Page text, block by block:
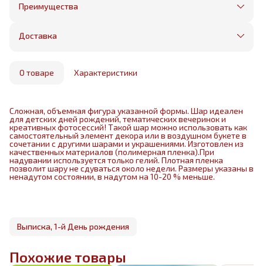
Преимущества
Оплата частями в Сплит
Бесплатная доставка в пределах КАД
маркетплейса
Доставка
О товаре Характеристики
Сложная, объемная фигура указанной формы. Шар идеален
для детских дней рождений, тематических вечеринок и
креативных фотосессий! Такой шар можно использовать как
самостоятельный элемент декора или в воздушном букете в
сочетании с другими шарами и украшениями. Изготовлен из
качественных материалов (полимерная пленка).При
надувании используется только гелий. Плотная пленка
позволит шару не сдуваться около недели. Размеры указаны в
ненадутом состоянии, в надутом на 10-20 % меньше.
Выписка, 1-й День рождения
Похожие товары